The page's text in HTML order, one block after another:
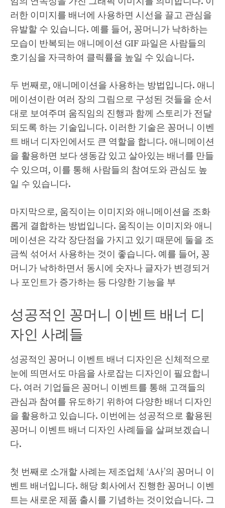
러한 이미지를 배너에 사용하면 시선을 끌고 관심을
유발할 수 있습니다. 예를 들어, 꽁머니가 낙하하는
모습이 반복되는 애니메이션 GIF 파일은 사람들의
호기심을 자극하여 클릭률을 높일 수 있습니다.
두 번째로, 애니메이션을 사용하는 방법입니다. 애니
메이션이란 여러 장의 그림으로 구성된 것들을 순서
대로 보여주며 움직임의 진행과 함께 스토리가 전달
되도록 하는 기술입니다. 이러한 기술은 꽁머니 이벤
트 배너 디자인에서도 큰 역할을 합니다. 애니메이션
을 활용하면 보다 생동감 있고 살아있는 배너를 만들
수 있으며, 이를 통해 사람들의 참여도와 관심도 높
일 수 있습니다.
마지막으로, 움직이는 이미지와 애니메이션을 조화
롭게 결합하는 방법입니다. 움직이는 이미지와 애니
메이션은 각각 장단점을 가지고 있기 때문에 둘을 조
금씩 섞어서 사용하는 것이 좋습니다. 예를 들어, 꽁
머니가 낙하하면서 동시에 숫자나 글자가 변경되거
나 포인트가 증가하는 등 다양한 기능을 부
성공적인 꽁머니 이벤트 배너 디
자인 사례들
성공적인 꽁머니 이벤트 배너 디자인은 신체적으로
눈에 띄면서도 마음을 사로잡는 디자인이 필요합니
다. 여러 기업들은 꽁머니 이벤트를 통해 고객들의
관심과 참여를 유도하기 위하여 다양한 배너 디자인
을 활용하고 있습니다. 이번에는 성공적으로 활용된
꽁머니 이벤트 배너 디자인 사례들을 살펴보겠습니
다.
첫 번째로 소개할 사례는 제조업체 ‘A사’의 꽁머니 이
벤트 배너입니다. 해당 회사에서 진행한 꽁머니 이벤
트는 새로운 제품 출시를 기념하는 것이었습니다. 그